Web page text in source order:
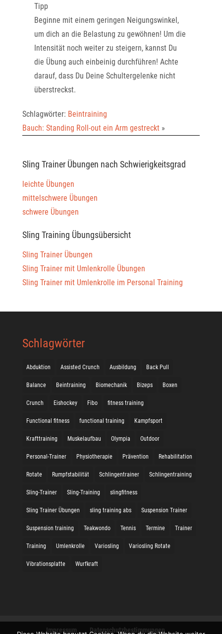
Tipp
Beginne mit einem geringen Neigungswinkel,
um dich an die Belastung zu gewöhnen! Um die
Intensität noch weiter zu steigern, kannst Du
die Übung auch einbeinig durchführen! Achte
darauf, dass Du Deine Schultergelenke nicht
überstreckst.
Schlagwörter: Beintraining
Bauch: Standing Roll-out ein Arm gestreckt»
Sling Trainer Übungen nach Schwierigkeitsgrad
leichte Übungen
mittelschwere Übungen
schwere Übungen
Sling Training Übungsübersicht
Sling Trainer Übungen
Sling Trainer mit Umlenkrolle Übungen
Sling Trainer mit Umlenkrolle im Personal Training
Schlagwörter
Abduktion Assisted Crunch Ausbildung Back Pull
Balance Beintraining Biomechanik Bizeps Boxen
Crunch Eishockey Fibo fitness training
Functional fitness functional training Kampfsport
Krafttraining Muskelaufbau Olympia Outdoor
Personal-Trainer Physiotherapie Prävention Rehabilitation
Rotate Rumpfstabilität Schlingentrainer Schlingentraining
Sling-Trainer Sling-Training slingfitness
Sling Trainer Übungen sling training abs Suspension Trainer
Suspension training Teakwondo Tennis Termine Trainer
Training Umlenkrolle Variosling Variosling Rotate
Vibrationsplatte Wurfkraft
Impressum Datenschutzbestimmungen